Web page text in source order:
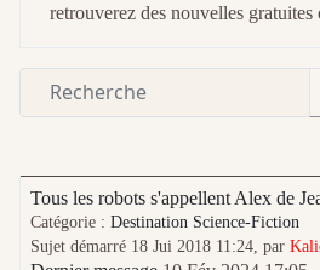
retrouverez des nouvelles
Tous les robots s'appellent Alex de
Catégorie : Destination Science-Fiction
Sujet démarré 18 Jui 2018 11:24, par